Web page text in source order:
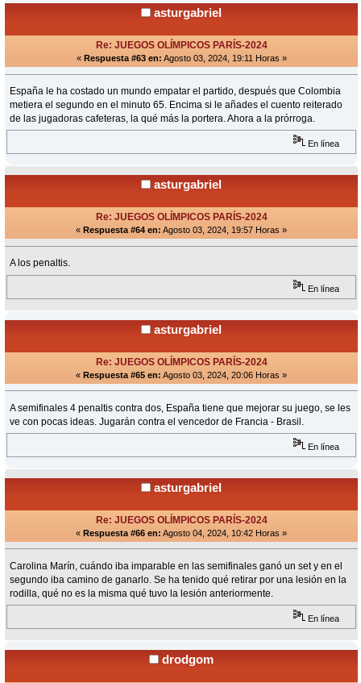
asturgabriel
Re: JUEGOS OLÍMPICOS PARÍS-2024
« Respuesta #63 en: Agosto 03, 2024, 19:11 Horas »
España le ha costado un mundo empatar el partido, después que Colombia
metiera el segundo en el minuto 65. Encima si le añades el cuento reiterado
de las jugadoras cafeteras, la qué más la portera. Ahora a la prórroga.
En línea
asturgabriel
Re: JUEGOS OLÍMPICOS PARÍS-2024
« Respuesta #64 en: Agosto 03, 2024, 19:57 Horas »
A los penaltis.
En línea
asturgabriel
Re: JUEGOS OLÍMPICOS PARÍS-2024
« Respuesta #65 en: Agosto 03, 2024, 20:06 Horas »
A semifinales 4 penaltis contra dos, España tiene que mejorar su juego, se les
ve con pocas ideas. Jugarán contra el vencedor de Francia - Brasil.
En línea
asturgabriel
Re: JUEGOS OLÍMPICOS PARÍS-2024
« Respuesta #66 en: Agosto 04, 2024, 10:42 Horas »
Carolina Marín, cuándo iba imparable en las semifinales ganó un set y en el
segundo iba camino de ganarlo. Se ha tenido qué retirar por una lesión en la
rodilla, qué no es la misma qué tuvo la lesión anteriormente.
En línea
drodgom